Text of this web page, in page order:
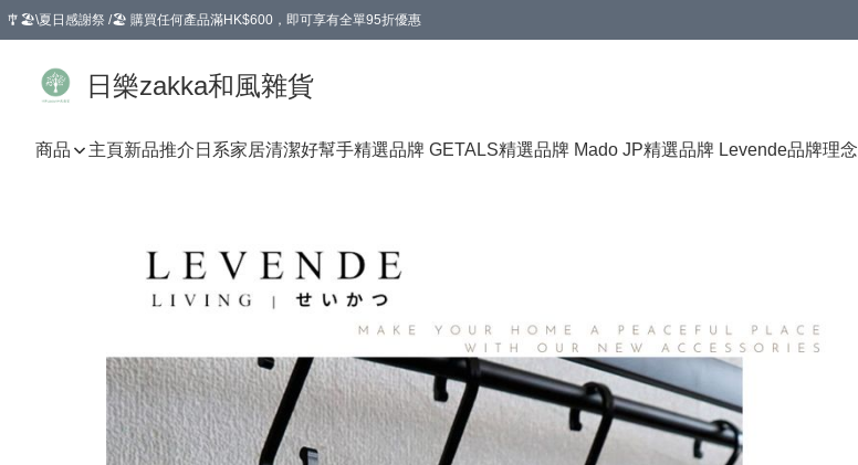
🎐🏖️\夏日感謝祭 /🏖️ 購買任何產品滿HK$600，即可享有全單95折優惠
日樂zakka和風雜貨
商品 主頁新品推介 日系家居清潔好幫手精選品牌 GETALS精選品牌 Mado JP精選品牌 Levende品牌理念